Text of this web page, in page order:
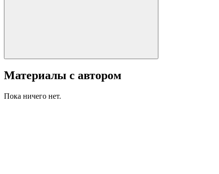
Материалы с автором
Пока ничего нет.